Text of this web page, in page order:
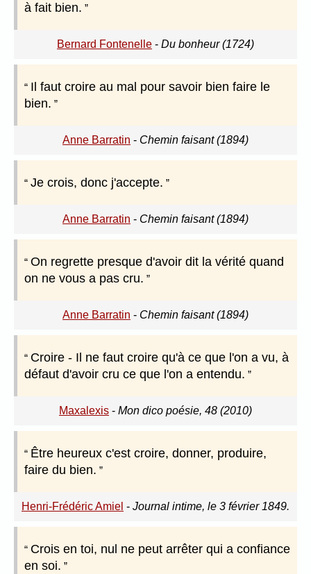
à fait bien.
Bernard Fontenelle - Du bonheur (1724)
Il faut croire au mal pour savoir bien faire le
bien.
Anne Barratin - Chemin faisant (1894)
Je crois, donc j'accepte.
Anne Barratin - Chemin faisant (1894)
On regrette presque d'avoir dit la vérité quand
on ne vous a pas cru.
Anne Barratin - Chemin faisant (1894)
Croire - Il ne faut croire qu'à ce que l'on a vu, à
défaut d'avoir cru ce que l'on a entendu.
Maxalexis - Mon dico poésie, 48 (2010)
Être heureux c'est croire, donner, produire,
faire du bien.
Henri-Frédéric Amiel - Journal intime, le 3 février 1849.
Crois en toi, nul ne peut arrêter qui a confiance
en soi.